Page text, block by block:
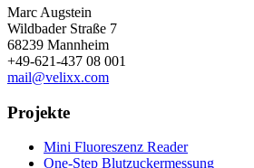
Marc Augstein
Wildbader Straße 7
68239 Mannheim
+49-621-437 08 001
mail@velixx.com
Projekte
Mini Fluoreszenz Reader
One-Step Blutzuckermessung